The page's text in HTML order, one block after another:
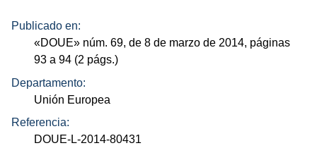
Publicado en:
«DOUE» núm. 69, de 8 de marzo de 2014, páginas
93 a 94 (2 págs.)
Departamento:
Unión Europea
Referencia:
DOUE-L-2014-80431